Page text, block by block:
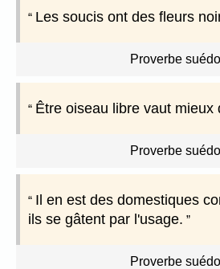
Les soucis ont des fleurs
Proverbe
Être oiseau libre vaut mieux
Proverbe
Il en est des domestiques
ils se gâtent par l'usage.
Proverbe